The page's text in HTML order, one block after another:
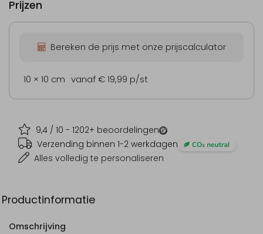
9,4 / 10 - 1202+ beoordelingen
Verzending binnen 1-2 werkdagen
Alles volledig te personaliseren
Prijzen
Bereken de prijs met onze prijscalculator
10 × 10 cm vanaf € 19,99 p/st
Productinformatie
Omschrijving